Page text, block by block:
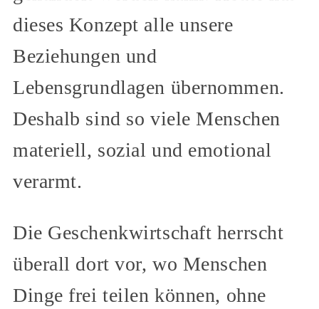
dieses Konzept alle unsere
Beziehungen und
Lebensgrundlagen übernommen.
Deshalb sind so viele Menschen
materiell, sozial und emotional
verarmt.
Die Geschenkwirtschaft herrscht
überall dort vor, wo Menschen
Dinge frei teilen können, ohne